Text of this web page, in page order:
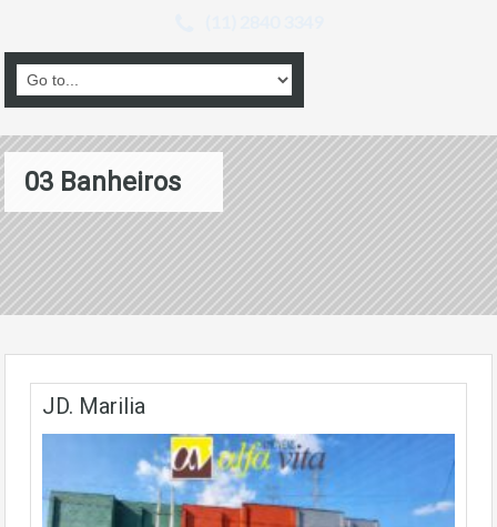
03 Banheiros
JD. Marilia